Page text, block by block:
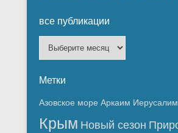
все публикации
все
Метки
Азовское море Аркаим Иерусалим
Крым Новый сезон